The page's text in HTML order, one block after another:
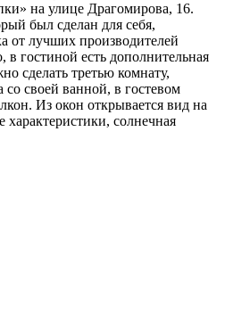
на улице Драгомирова, 16.
был сделан для себя,
от лучших производителей
гостиной есть дополнительная
сделать третью комнату,
со своей ванной, в гостевом
Из окон открывается вид на
солнечная